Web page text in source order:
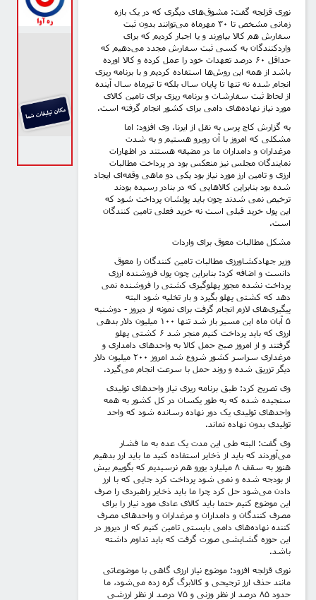
نوری قزلجه گفت: مشوق‌های دیگری که در یک بازه
زمانی مشخص تا ۳۰ مهرماه می‌توانند بدون ثبت
سفارش هم کالا بیاورند و یا اجبار کردیم که برای
واردکنندگان به کسی ثبت سفارش مجدد می‌دهیم که
حداقل ۶۰ درصد تعهدات خود را عمل کرده و کالا اورده
باشد از همه این روش‌ها استفاده کردیم و با برنامه ریزی
انجام شده نه تنها تا پایان سال بلکه تا تیرماه سال آینده
از لحاظ ثبت سفارشات و برنامه ریزی برای تامین کالای
مورد نیاز نهاده‌های دامی برای کشور انجام گرفته است.
به گزارش کاج پرس به نقل از ایرنا، وی افزود: اما
مشکلی که امروز با آن روبرو هستیم و به شدت
مرغداران و دامداران ما در مضیقه هستند در اظهارات
نمایندگان مجلس نیز منعکس بود در پرداخت مطالبات
ارزی و تامین ارز مورد نیاز بود یکی دو ماهی وقفه‌ای ایجاد
شده بود بنابراین کالاهایی که در بنادر رسیده بودند
ترخیص نمی شدند چون باید پولشان پرداخت شود که
این پول خرید قبلی است نه خرید فعلی تامین کنندگان
است.
مشکل مطالبات معوق برای واردات
وزیر جهادکشاورزی مطالبات تامین کنندگان را معوق
دانست و اضافه کرد: بنابراین چون پول فروشنده ارزی
پرداخت نشده مجوز پهلوگیری کشتی را فروشنده نمی
دهد که کشتی پهلو بگیرد و بار تخلیه شود البته
پیگیری‌های لازم انجام گرفت برای نمونه از دیروز - دوشنبه
۵ آبان ماه این مسیر باز شد تنها ۱۰۰ میلیون دلار بدهی
ارزی که باید پرداخت کنیم منجر شد ۶ کشتی پهلو
گرفتند و از امروز صبح حمل کالا به واحدهای دامداری و
مرغداری سراسر کشور شروع شد امروز ۲۰۰ میلیون دلار
دیگر تزریق شده و روند حمل با سرعت انجام می‌گیرد.
وی تصریح کرد: طبق برنامه ریزی نیاز واحدهای تولیدی
سنجیده شده که به طور یکسان در کل کشور به همه
واحدهای تولیدی یک دور نهاده رسانده شود که واحد
تولیدی بدون نهاده نماند.
وی گفت: البته طی این مدت یک عده به ما فشار
می‌آوردند که باید از ذخایر استفاده کنید ما باید ارز بدهیم
هنوز به سقف ۸ میلیارد یورو هم نرسیدیم که بگوییم بیش
از بودجه شده و نمی شود پرداخت کرد جایی که با ارز
دادن می‌شود حل کرد چرا ما باید ذخایر راهبردی را صرف
این موضوع کنیم حتما باید کالای عادی مورد نیاز را برای
مصرف کنندگان و دامداران و مرغداران و واحدهای مصرف
کننده نهاده‌های دامی بایستی تامین کنیم که از دیروز در
این حوزه گشایشی صورت گرفت که باید تداوم داشته
باشد.
نوری قزلجه افزود: موضوع نیاز ارزی گاهی با موضوعاتی
مانند حذف ارز ترجیحی و کالابرگ گره زده می‌شود، ما
حدود ۸۵ درصد از نظر وزنی و ۷۵ درصد از نظر ارزشی